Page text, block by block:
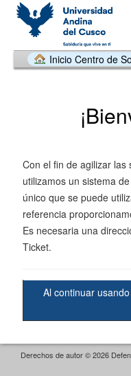
Inicio Centro de
Con el fin de agilizar
utilizamos un sistema
único que se puede
referencia
Es necesaria una
Ticket.
Al continuar
Derechos de autor © 2026